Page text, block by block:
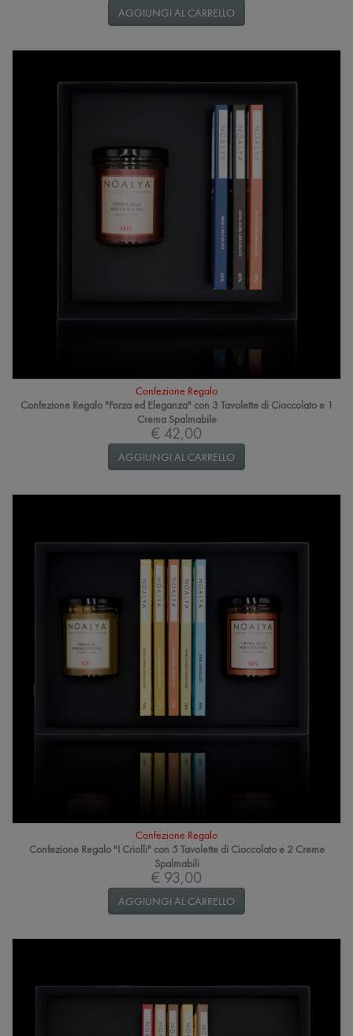
AGGIUNGI AL CARRELLO
Confezione Regalo
Confezione Regalo "Forza ed Eleganza" con 3 Tavolette di Cioccolato e 1
Crema Spalmabile
€ 42,00
AGGIUNGI AL CARRELLO
Confezione Regalo
Confezione Regalo "I Criolli" con 5 Tavolette di Cioccolato e 2 Creme
Spalmabili
€ 93,00
AGGIUNGI AL CARRELLO